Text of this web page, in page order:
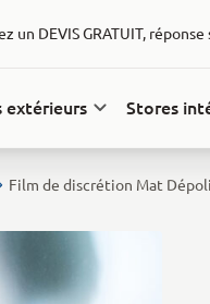
un DEVIS GRATUIT, réponse
extérieurs Stores
Film de discrétion Mat Dépoli